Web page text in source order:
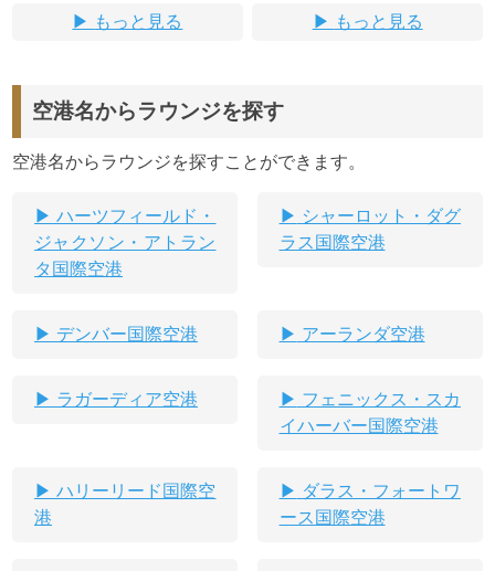
もっと見る もっと見る
空港名からラウンジを探す
空港名からラウンジを探すことができます。
ハーツフィールド・
ジャクソン・アトラン
タ国際空港
シャーロット・ダグ
ラス国際空港
デンバー国際空港 アーランダ空港
ラガーディア空港
フェニックス・スカ
イハーバー国際空港
ハリーリード国際空
港
ダラス・フォートワ
ース国際空港